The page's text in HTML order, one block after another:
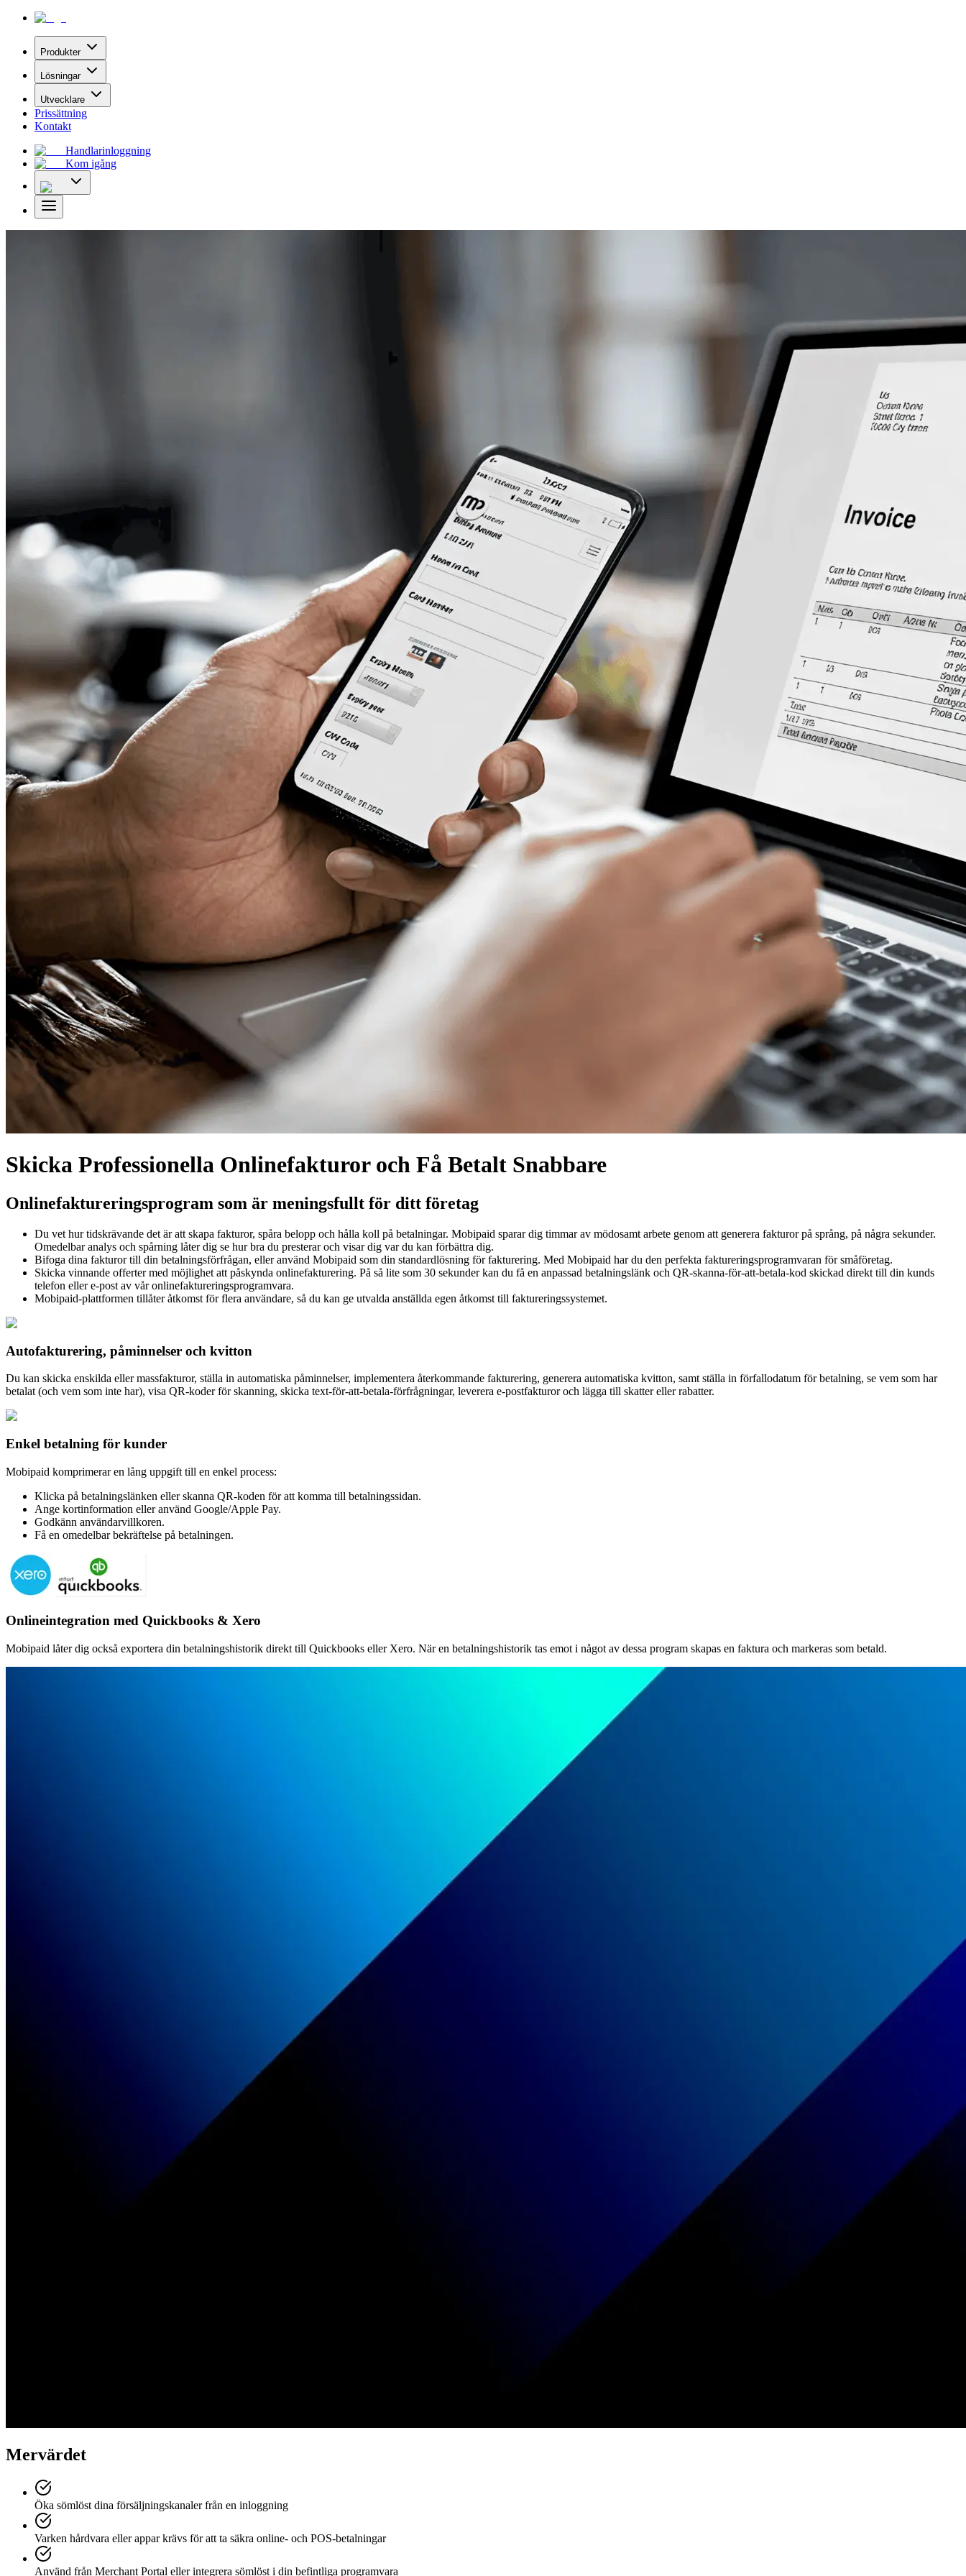
Produkter
Lösningar
Utvecklare
Prissättning
Kontakt
Handlarinloggning
Kom igång
Skicka Professionella Onlinefakturor och Få Betalt Snabbare
Onlinefaktureringsprogram som är meningsfullt för ditt företag
Du vet hur tidskrävande det är att skapa fakturor, spåra belopp och hålla koll på betalningar. Mobipaid sparar dig timmar av mödosamt arbete genom att generera fakturor på språng, på några sekunder.
Omedelbar analys och spårning låter dig se hur bra du presterar och visar dig var du kan förbättra dig.
Bifoga dina fakturor till din betalningsförfrågan, eller använd Mobipaid som din standardlösning för fakturering. Med Mobipaid har du den perfekta faktureringsprogramvaran för småföretag.
Skicka vinnande offerter med möjlighet att påskynda onlinefakturering. På så lite som 30 sekunder kan du få en anpassad betalningslänk och QR-skanna-för-att-betala-kod skickad direkt till din kunds
telefon eller e-post av vår onlinefaktureringsprogramvara.
Mobipaid-plattformen tillåter åtkomst för flera användare, så du kan ge utvalda anställda egen åtkomst till faktureringssystemet.
Autofakturering, påminnelser och kvitton
Du kan skicka enskilda eller massfakturor, ställa in automatiska påminnelser, implementera återkommande fakturering, generera automatiska kvitton, samt ställa in förfallodatum för betalning, se vem som har
betalat (och vem som inte har), visa QR-koder för skanning, skicka text-för-att-betala-förfrågningar, leverera e-postfakturor och lägga till skatter eller rabatter.
Enkel betalning för kunder
Mobipaid komprimerar en lång uppgift till en enkel process:
Klicka på betalningslänken eller skanna QR-koden för att komma till betalningssidan.
Ange kortinformation eller använd Google/Apple Pay.
Godkänn användarvillkoren.
Få en omedelbar bekräftelse på betalningen.
Onlineintegration med Quickbooks & Xero
Mobipaid låter dig också exportera din betalningshistorik direkt till Quickbooks eller Xero. När en betalningshistorik tas emot i något av dessa program skapas en faktura och markeras som betald.
Mervärdet
Öka sömlöst dina försäljningskanaler från en inloggning
Varken hårdvara eller appar krävs för att ta säkra online- och POS-betalningar
Använd från Merchant Portal eller integrera sömlöst i din befintliga programvara